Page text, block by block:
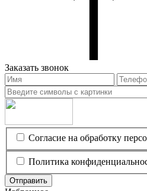
Заказать звонок
Согласие на обработку
Политика
Отправить